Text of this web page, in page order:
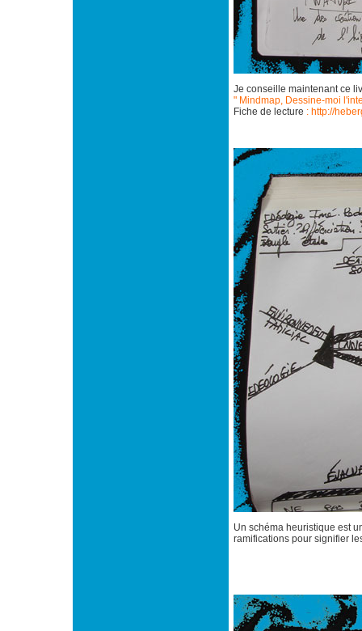
Je conseille maintenant ce
" Mindmap, Dessine-moi
Fiche de lecture : http://
Un schéma heuristique est
ramifications pour signifier